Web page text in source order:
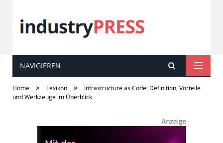
industryPRESS
NAVIGIEREN
Home » Lexikon »
Infrastructure as Code: Definition, Vorteile
und Werkzeuge im Überblick